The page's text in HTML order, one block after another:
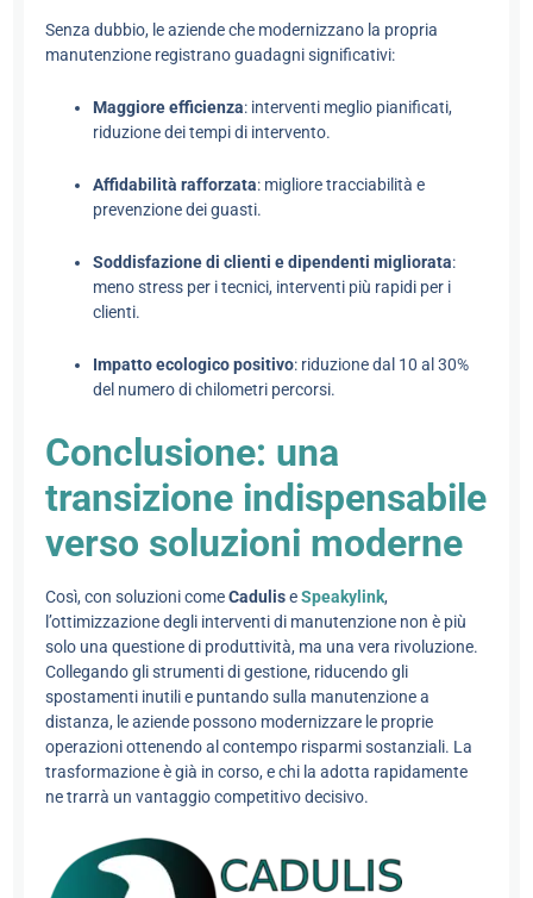
Senza dubbio, le aziende che modernizzano la propria
manutenzione registrano guadagni significativi:
Maggiore efficienza: interventi meglio pianificati,
riduzione dei tempi di intervento.
Affidabilità rafforzata: migliore tracciabilità e
prevenzione dei guasti.
Soddisfazione di clienti e dipendenti migliorata:
meno stress per i tecnici, interventi più rapidi per i
clienti.
Impatto ecologico positivo: riduzione dal 10 al 30%
del numero di chilometri percorsi.
Conclusione: una
transizione indispensabile
verso soluzioni moderne
Così, con soluzioni comeCaduliseSpeakylink,
l’ottimizzazione degli interventi di manutenzione non è più
solo una questione di produttività, ma una vera rivoluzione.
Collegando gli strumenti di gestione, riducendo gli
spostamenti inutili e puntando sulla manutenzione a
distanza, le aziende possono modernizzare le proprie
operazioni ottenendo al contempo risparmi sostanziali. La
trasformazione è già in corso, e chi la adotta rapidamente
ne trarrà un vantaggio competitivo decisivo.